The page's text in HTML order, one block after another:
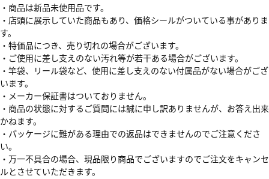
・商品は新品未使用品です。
・店頭に展示していた商品もあり、価格シールがついている事がありま
す。
・特価品につき、売り切れの場合がございます。
・ご使用に差し支えのない汚れ等が若干ある場合がございます。
・竿袋、リール袋など、使用に差し支えのない付属品がない場合がござ
います。
・メーカー保証書はついておりません。
・商品の状態に対するご質問には誠に申し訳ありませんが、お答え出来
かねます。
・パッケージに難がある理由での返品はできませんのでご注意くださ
い。
・万一不具合の場合、現品限り商品でございますのでご注文をキャンセ
ルとさせていただきます。